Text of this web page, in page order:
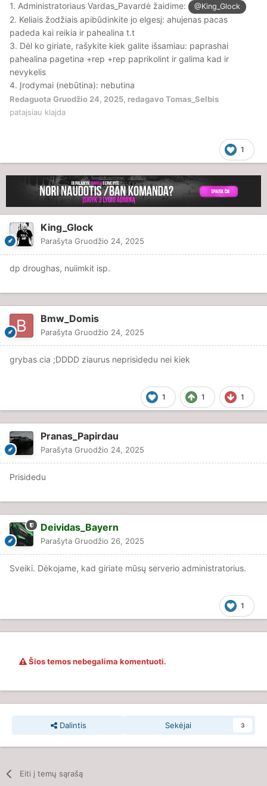
1. Administratoriaus Vardas_Pavardė žaidime: @King_Glock
2. Keliais žodžiais apibūdinkite jo elgesį: ahujenas pacas
padeda kai reikia ir pahealina t.t
3. Dėl ko giriate, rašykite kiek galite išsamiau: paprashai
pahealina pagetina +rep +rep paprikolint ir galima kad ir
nevykelis
4. Įrodymai (nebūtina): nebutina
Redaguota Gruodžio 24, 2025 , redagavo Tomas_Selbis
patajsiau klajda
1
King_Glock
Parašyta Gruodžio 24, 2025
dp droughas, nuiimkit isp.
Bmw_Domis
Parašyta Gruodžio 24, 2025
grybas cia ;DDDD ziaurus neprisidedu nei kiek
1 1 1
Pranas_Papirdau
Parašyta Gruodžio 24, 2025
Prisidedu
Deividas_Bayern
Parašyta Gruodžio 26, 2025
Sveiki. Dėkojame, kad giriate mūsų serverio administratorius.
1
Šios temos nebegalima komentuoti.
Dalintis Sekėjai 3
Eiti į temų sąrašą